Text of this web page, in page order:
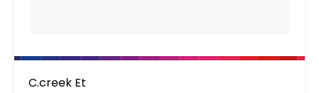
C.creek Et